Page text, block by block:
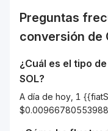
Preguntas
conversión de
¿Cuál es el tipo
SOL?
A día de hoy, 1